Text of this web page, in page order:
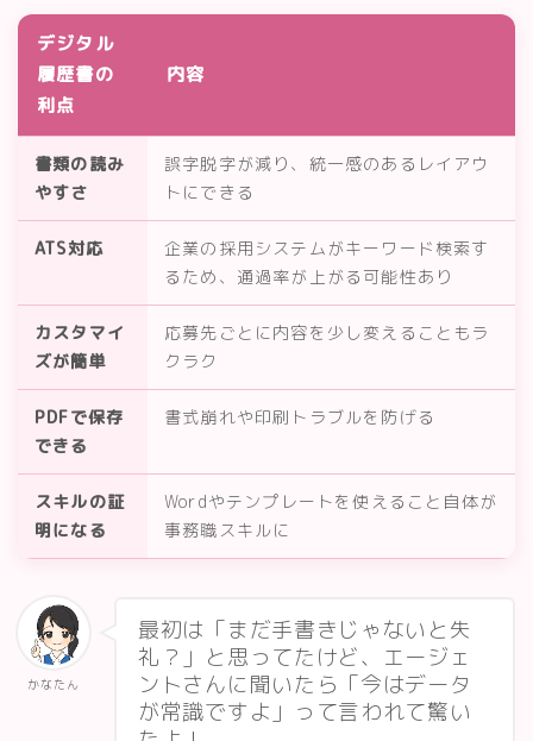
デジタル
履歴書の
利点
内容
書類の読み
やすさ
誤字脱字が減り、統一感のあるレイアウ
トにできる
ATS対応
企業の採用システムがキーワード検索す
るため、通過率が上がる可能性あり
カスタマイ
ズが簡単
応募先ごとに内容を少し変えることもラ
クラク
PDFで保存
できる
書式崩れや印刷トラブルを防げる
スキルの証
明になる
Wordやテンプレートを使えること自体が
事務職スキルに
かなたん
最初は「まだ手書きじゃないと失
礼？」と思ってたけど、エージェ
ントさんに聞いたら「今はデータ
が常識ですよ」って言われて驚い